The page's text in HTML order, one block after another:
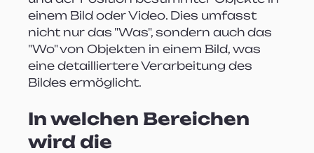
einem Bild oder Video. Dies umfasst
nicht nur das "Was", sondern auch das
"Wo" von Objekten in einem Bild, was
eine detailliertere Verarbeitung des
Bildes ermöglicht.
In welchen Bereichen
wird die